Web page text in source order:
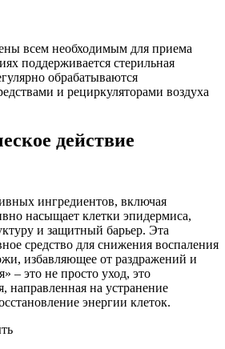
всем необходимым для приема
поддерживается стерильная
обрабатываются
и рециркуляторами воздуха
действие
ингредиентов, включая
насыщает клетки эпидермиса,
и защитный барьер. Эта
средство для снижения воспаления
избавляющее от раздражений и
– это не просто уход, это
направленная на устранение
энергии клеток.